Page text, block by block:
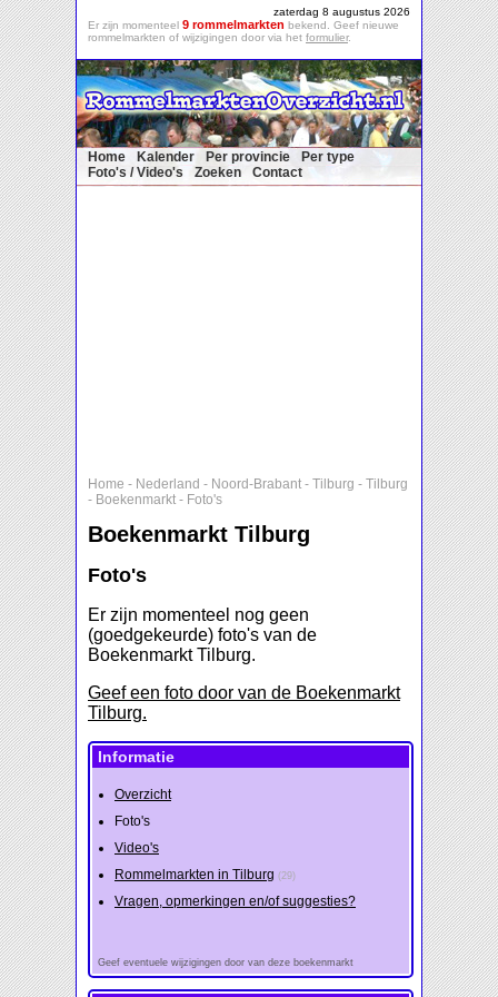
zaterdag 8 augustus 2026
Er zijn momenteel 9 rommelmarkten bekend. Geef nieuwe
rommelmarkten of wijzigingen door via het formulier.
Home Kalender Per provincie
Per type
Foto's / Video's
Zoeken Contact
Home - Nederland - Noord-Brabant - Tilburg - Tilburg
- Boekenmarkt - Foto's
Boekenmarkt Tilburg
Foto's
Er zijn momenteel nog geen
(goedgekeurde) foto's van de
Boekenmarkt Tilburg.
Geef een foto door van de Boekenmarkt
Tilburg.
Informatie
Overzicht
Foto's
Video's
Rommelmarkten in Tilburg (29)
Vragen, opmerkingen en/of suggesties?
Geef eventuele wijzigingen door van deze boekenmarkt